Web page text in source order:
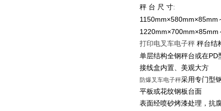
秤 台 尺 寸:
1150mm×580mm×85mm
1220mm×700mm×85mm
打印电叉车电子秤 秤台结
单层结构全钢秤台或在PD
接线盒内置、美观大方
防爆叉车电子秤采用专门型
平板或花纹钢板台面
表面经喷砂烤漆处理，抗